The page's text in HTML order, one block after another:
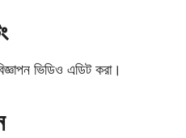
ভিডিও এডিট করা।